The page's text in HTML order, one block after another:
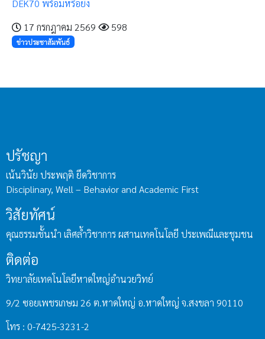
DEK70 พร้อมหรือยัง
17 กรกฎาคม 2569
598
ข่าวประชาสัมพันธ์
ปรัชญา
เน้นวินัย ประพฤติ ยึดวิชาการ
Disciplinary, Well – Behavior and Academic First
วิสัยทัศน์
คุณธรรมชั้นนำ เลิศล้ำวิชาการ ผสานเทคโนโลยี ประเพณีและชุมชน
ติดต่อ
วิทยาลัยเทคโนโลยีหาดใหญ่อำนวยวิทย์
9/2 ซอยเพชรเกษม 26 ต.หาดใหญ่ อ.หาดใหญ่ จ.สงขลา 90110
โทร : 0-7425-3231-2